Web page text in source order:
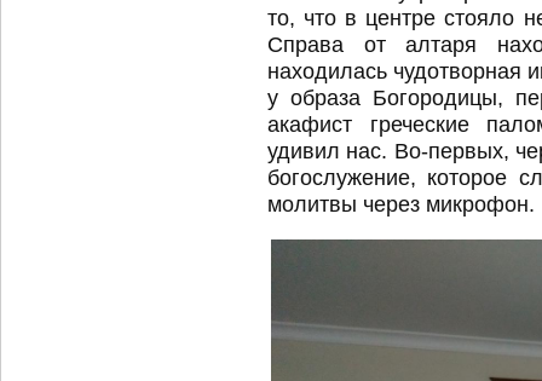
то, что в центре стояло
Справа от алтаря
находилась
у образа Богородицы,
акафист греческие
удивил нас. Во-первых,
богослужение, которое
молитвы через микрофон.